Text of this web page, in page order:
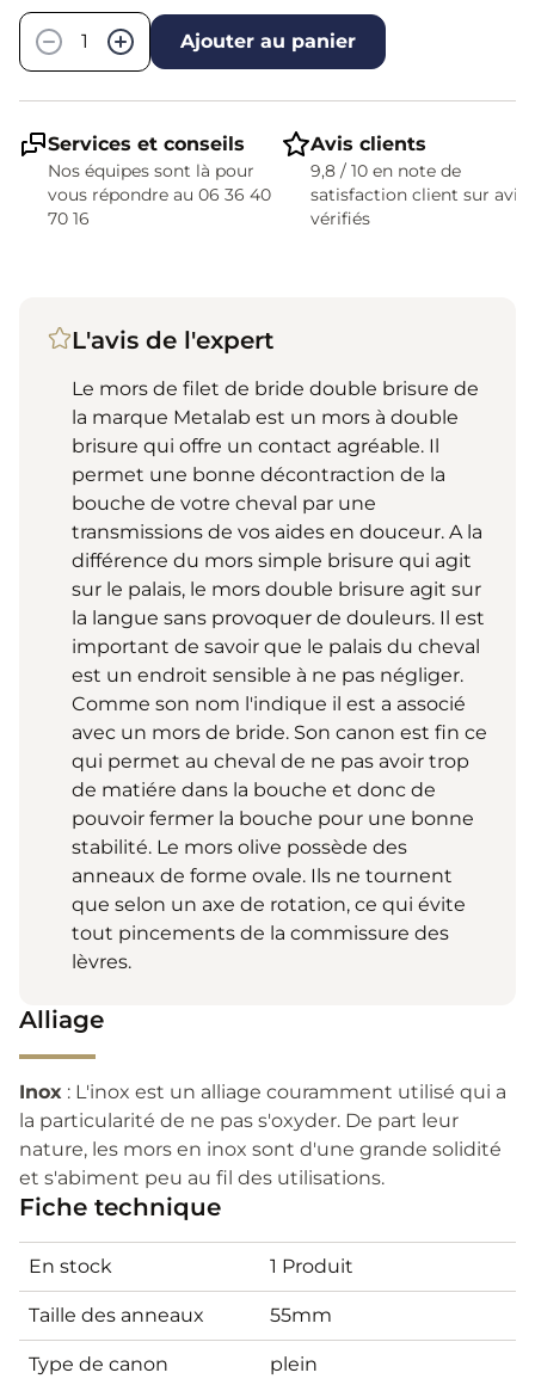
−
+ Ajouter au panier
Services et conseils
Nos équipes sont là pour
vous répondre au 06 36 40
70 16
Avis clients
9,8 / 10 en note de
satisfaction client sur avis
vérifiés
L'avis de l'expert
Le mors de filet de bride double brisure de
la marque Metalab est un mors à double
brisure qui offre un contact agréable. Il
permet une bonne décontraction de la
bouche de votre cheval par une
transmissions de vos aides en douceur. A la
différence du mors simple brisure qui agit
sur le palais, le mors double brisure agit sur
la langue sans provoquer de douleurs. Il est
important de savoir que le palais du cheval
est un endroit sensible à ne pas négliger.
Comme son nom l'indique il est a associé
avec un mors de bride. Son canon est fin ce
qui permet au cheval de ne pas avoir trop
de matiére dans la bouche et donc de
pouvoir fermer la bouche pour une bonne
stabilité. Le mors olive possède des
anneaux de forme ovale. Ils ne tournent
que selon un axe de rotation, ce qui évite
tout pincements de la commissure des
lèvres.
Alliage
Inox : L'inox est un alliage couramment utilisé qui a
la particularité de ne pas s'oxyder. De part leur
nature, les mors en inox sont d'une grande solidité
et s'abiment peu au fil des utilisations.
Fiche technique
En stock 1 Produit
Taille des anneaux 55mm
Type de canon plein